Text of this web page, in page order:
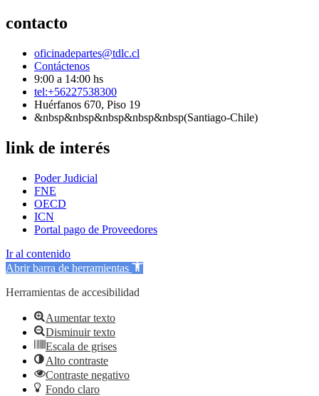
contacto
oficinadepartes@tdlc.cl
Contáctenos
9:00 a 14:00 hs
tel:+56227538300
Huérfanos 670, Piso 19
&nbsp&nbsp&nbsp&nbsp&nbsp(Santiago-Chile)
link de interés
Poder Judicial
FNE
OECD
ICN
Portal pago de Proveedores
Ir al contenido
Abrir barra de herramientas
Herramientas de accesibilidad
Aumentar texto
Disminuir texto
Escala de grises
Alto contraste
Contraste negativo
Fondo claro